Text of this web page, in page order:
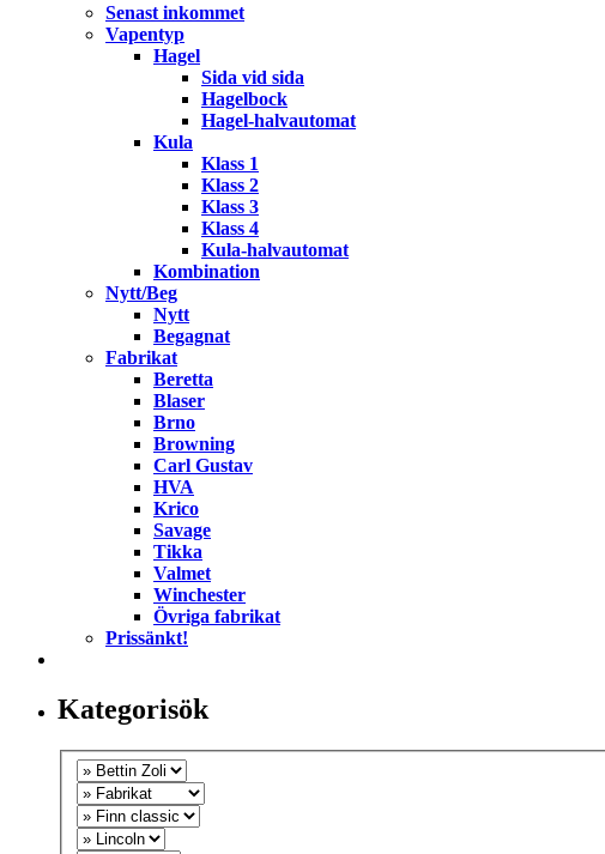
Senast inkommet
Vapentyp
Hagel
Sida vid sida
Hagelbock
Hagel-halvautomat
Kula
Klass 1
Klass 2
Klass 3
Klass 4
Kula-halvautomat
Kombination
Nytt/Beg
Nytt
Begagnat
Fabrikat
Beretta
Blaser
Brno
Browning
Carl Gustav
HVA
Krico
Savage
Tikka
Valmet
Winchester
Övriga fabrikat
Prissänkt!
Kategorisök